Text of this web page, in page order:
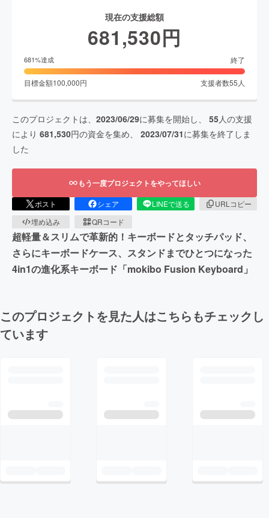
現在の支援総額
681,530円
681%達成 終了
目標金額100,000円 支援者数55 人
このプロジェクトは、 2023/06/29に募集を開始し、 55人の支援
により 681,530円の資金を集め、 2023/07/31に募集を終了しま
した
もう一度プロジェクトをやってほしい
ポスト シェア LINEで送る
URLコピー
埋め込み
QRコード
超軽量＆スリムで革新的！キーボードとタッチパッド、
さらにキーボードケース、スタンドまでひとつになった
4in1の進化系キーボード「mokibo Fusion Keyboard」
このプロジェクトを見た人はこちらもチェックし
ています